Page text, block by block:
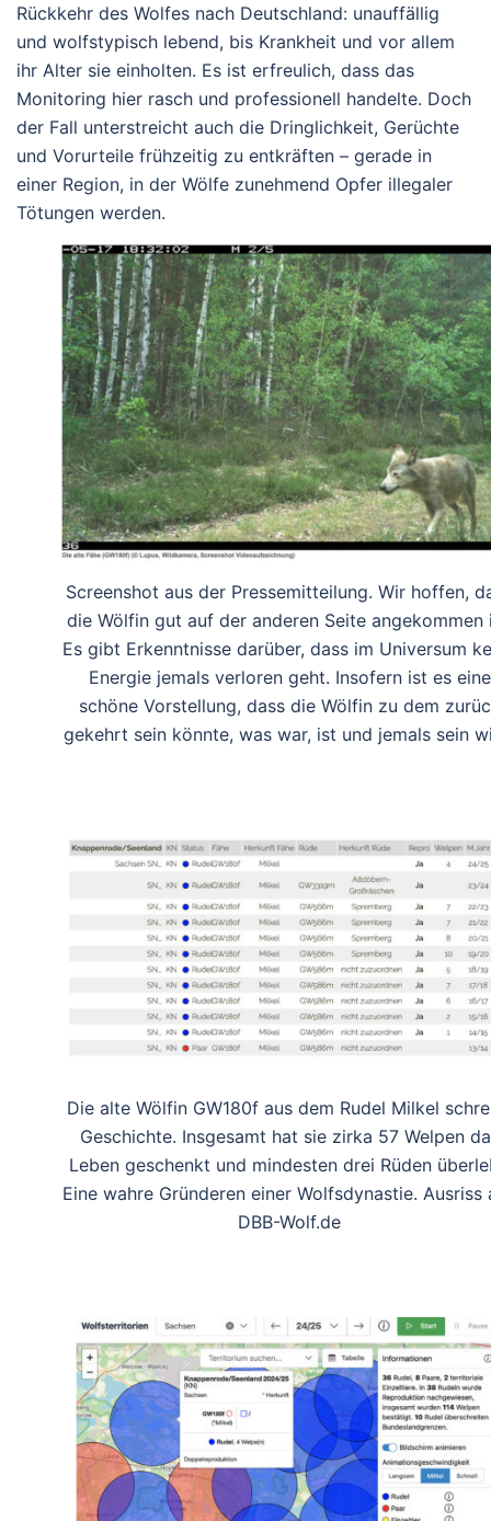
Rückkehr des Wolfes nach Deutschland: unauffällig
und wolfstypisch lebend, bis Krankheit und vor allem
ihr Alter sie einholten. Es ist erfreulich, dass das
Monitoring hier rasch und professionell handelte. Doch
der Fall unterstreicht auch die Dringlichkeit, Gerüchte
und Vorurteile frühzeitig zu entkräften – gerade in
einer Region, in der Wölfe zunehmend Opfer illegaler
Tötungen werden.
Screenshot aus der Pressemitteilung. Wir hoffen,
die Wölfin gut auf der anderen Seite angekommen
Es gibt Erkenntnisse darüber, dass im Universum
Energie jemals verloren geht. Insofern ist es eine
schöne Vorstellung, dass die Wölfin zu dem
gekehrt sein könnte, was war, ist und jemals sein
Die alte Wölfin GW180f aus dem Rudel Milkel
Geschichte. Insgesamt hat sie zirka 57 Welpen
Leben geschenkt und mindesten drei Rüden
Eine wahre Gründeren einer Wolfsdynastie. Ausriss
DBB-Wolf.de